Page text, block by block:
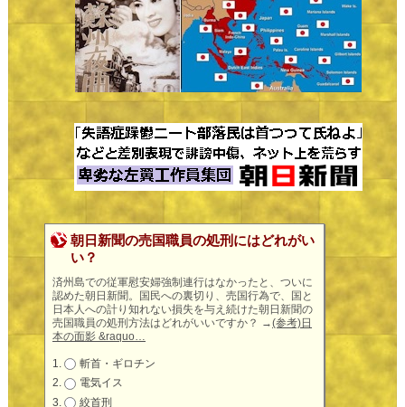
朝日新聞の売国職員の処刑にはどれがい
い？
済州島での従軍慰安婦強制連行はなかったと、ついに
認めた朝日新聞。国民への裏切り、売国行為で、国と
日本人への計り知れない損失を与え続けた朝日新聞の
売国職員の処刑方法はどれがいいですか？ →(参考)日
本の面影 &raquo…
斬首・ギロチン
電気イス
絞首刑